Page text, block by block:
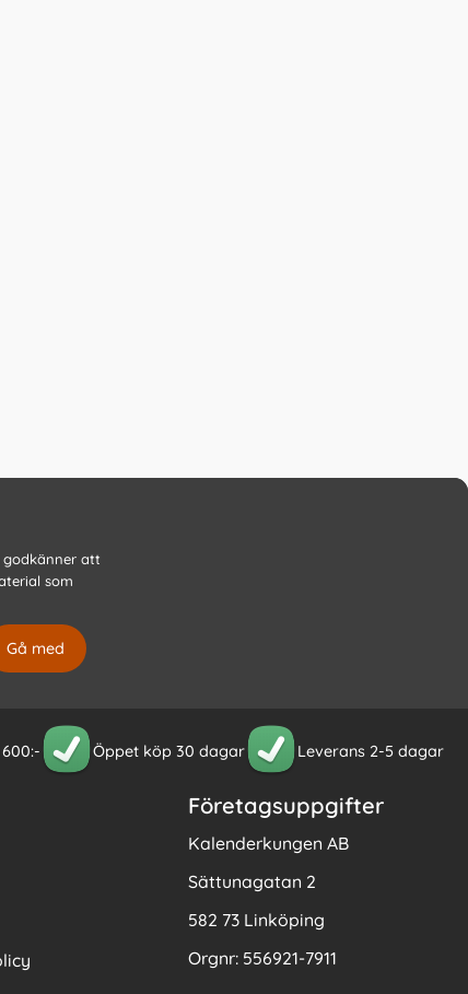
godkänner att
som
Öppet köp 30 dagar Leverans 2-5 dagar
Företagsuppgifter
Kalenderkungen AB
Sättunagatan 2
582 73 Linköping
Orgnr: 556921-7911